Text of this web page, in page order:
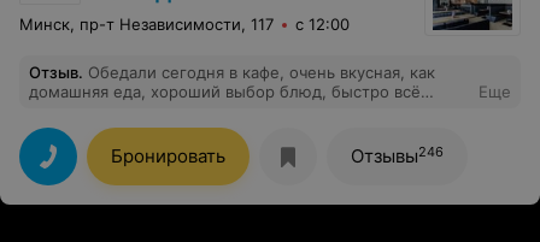
Минск, пр-т Независимости, 117 с 12:00
Отзыв. Обедали сегодня в кафе, очень вкусная, как
домашняя еда, хороший выбор блюд, быстро всё
хозяйке заведения за гостеприимство!
Еще
Бронировать Отзывы246